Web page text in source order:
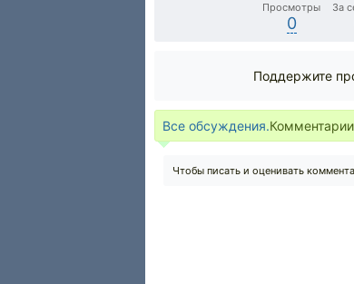
Просмотры
0
За
Поддержите
Все обсуждения.Комментарии
Чтобы писать и оценивать